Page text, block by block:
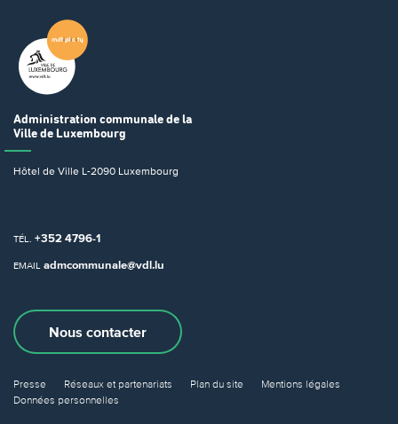
Administration communale de la
Ville de Luxembourg
Hôtel de Ville L-2090 Luxembourg
TÉL. +352 4796-1
EMAIL admcommunale@vdl.lu
Nous contacter
Presse Réseaux et partenariats Plan du site
Mentions légales
Données personnelles